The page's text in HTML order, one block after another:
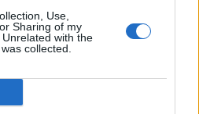
Use,
Sharing of my
with the
collected.
– anattica
ρεύματος σε αρκετές
της Αθήνας θα σημειωθούν και